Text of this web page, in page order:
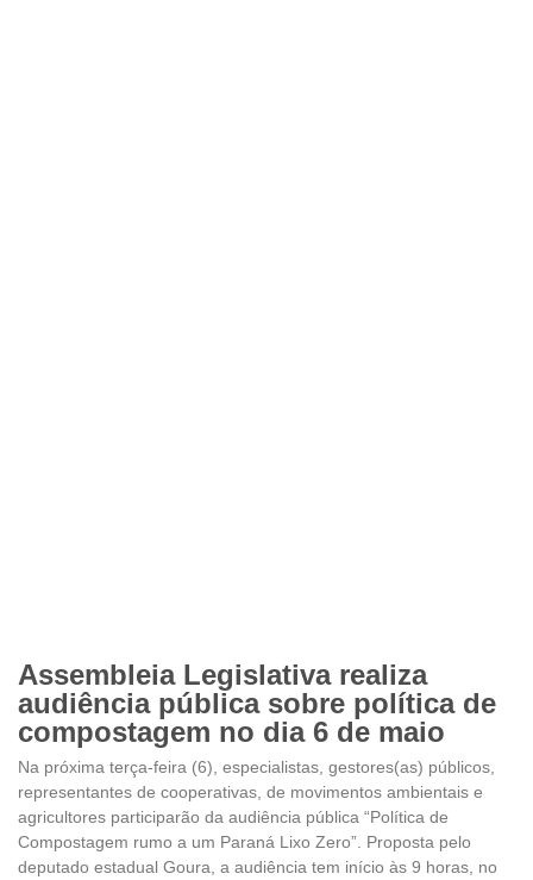
Assembleia Legislativa realiza
audiência pública sobre política de
compostagem no dia 6 de maio
Na próxima terça-feira (6), especialistas, gestores(as) públicos,
representantes de cooperativas, de movimentos ambientais e
agricultores participarão da audiência pública “Política de
Compostagem rumo a um Paraná Lixo Zero”. Proposta pelo
deputado estadual Goura, a audiência tem início às 9 horas, no